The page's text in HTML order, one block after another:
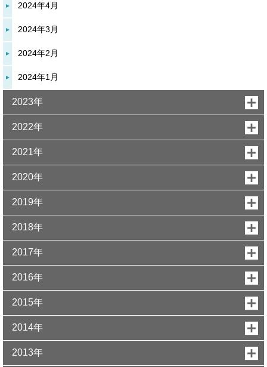
2024年4月
2024年3月
2024年2月
2024年1月
2023年
2022年
2021年
2020年
2019年
2018年
2017年
2016年
2015年
2014年
2013年